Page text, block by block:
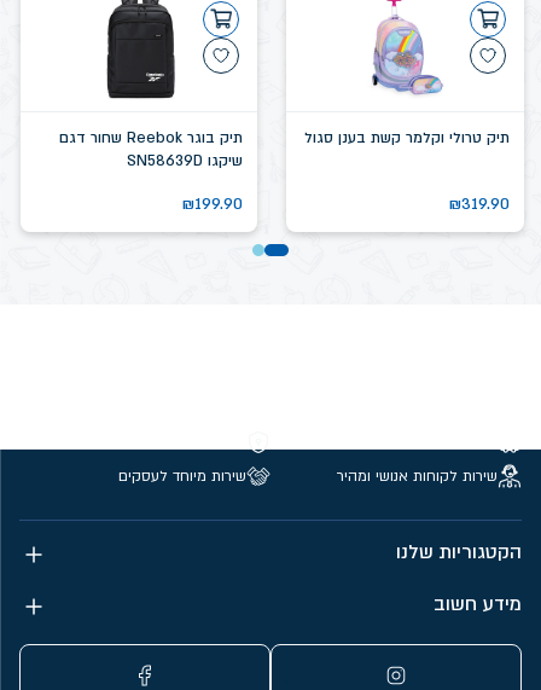
תיק טרולי וקלמר קשת בענן סגול
₪319.90
תיק בוגר Reebok שחור דגם
שיקגו SN58639D
₪199.90
שירות לקוחות אנושי ומהיר
שירות מיוחד לעסקים
הקטגוריות שלנו
מידע חשוב